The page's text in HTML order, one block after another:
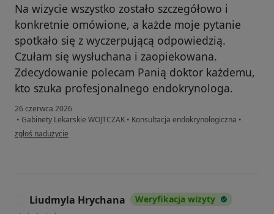
Na wizycie wszystko zostało szczegółowo i
konkretnie omówione, a każde moje pytanie
spotkało się z wyczerpującą odpowiedzią.
Czułam się wysłuchana i zaopiekowana.
Zdecydowanie polecam Panią doktor każdemu,
kto szuka profesjonalnego endokrynologa.
26 czerwca 2026
• Gabinety Lekarskie WOJTCZAK • Konsultacja endokrynologiczna •
w opinii użytkownika Marta
zgłoś nadużycie
Liudmyla Hrychana Weryfikacja wizyty